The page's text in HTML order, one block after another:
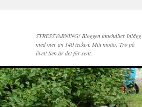
STRESSVARNING! Bloggen innehåller Inlägg
med mer än 140 tecken. Mitt motto: Tro på
livet! Sen är det för sent.